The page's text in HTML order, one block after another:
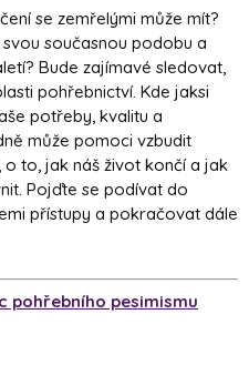
se zemřelými může mít?
současnou podobu a
Bude zajímavé sledovat,
pohřebnictví. Kde jaksi
potřeby, kvalitu a
může pomoci vzbudit
to, jak náš život končí a jak
Pojďte se podívat do
přístupy a pokračovat dále
pohřebního pesimismu